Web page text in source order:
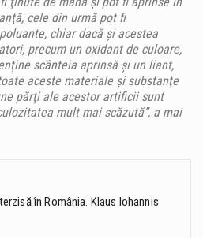
cele din urmă pot fi
chiar dacă şi acestea
precum un oxidant de culoare,
scânteia aprinsă şi un liant,
aceste materiale şi substanţe
părţi ale acestor artificii sunt
mult mai scăzută”, a mai
în România. Klaus Iohannis